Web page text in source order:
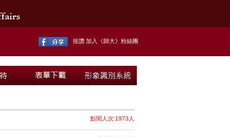
按讚 加入《師大》粉絲團
點閱人次:1973人